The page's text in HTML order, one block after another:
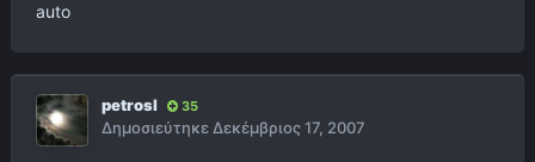
auto
petrosl 35
ΔημοσιεύτηκεΔεκέμβριος 17, 2007